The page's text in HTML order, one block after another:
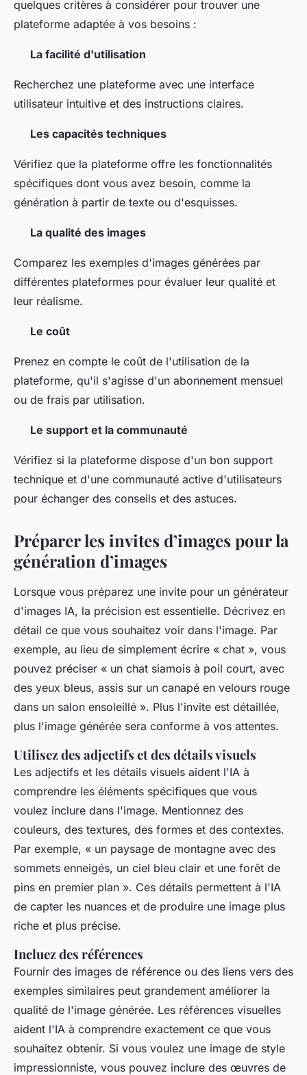
quelques critères à considérer pour trouver une
plateforme adaptée à vos besoins :
La facilité d'utilisation
Recherchez une plateforme avec une interface
utilisateur intuitive et des instructions claires.
Les capacités techniques
Vérifiez que la plateforme offre les fonctionnalités
spécifiques dont vous avez besoin, comme la
génération à partir de texte ou d'esquisses.
La qualité des images
Comparez les exemples d'images générées par
différentes plateformes pour évaluer leur qualité et
leur réalisme.
Le coût
Prenez en compte le coût de l'utilisation de la
plateforme, qu'il s'agisse d'un abonnement mensuel
ou de frais par utilisation.
Le support et la communauté
Vérifiez si la plateforme dispose d'un bon support
technique et d'une communauté active d'utilisateurs
pour échanger des conseils et des astuces.
Préparer les invites d’images pour la
génération d’images
Lorsque vous préparez une invite pour un générateur
d'images IA, la précision est essentielle. Décrivez en
détail ce que vous souhaitez voir dans l'image. Par
exemple, au lieu de simplement écrire « chat », vous
pouvez préciser « un chat siamois à poil court, avec
des yeux bleus, assis sur un canapé en velours rouge
dans un salon ensoleillé ». Plus l'invite est détaillée,
plus l'image générée sera conforme à vos attentes.
Utilisez des adjectifs et des détails visuels
Les adjectifs et les détails visuels aident l'IA à
comprendre les éléments spécifiques que vous
voulez inclure dans l'image. Mentionnez des
couleurs, des textures, des formes et des contextes.
Par exemple, « un paysage de montagne avec des
sommets enneigés, un ciel bleu clair et une forêt de
pins en premier plan ». Ces détails permettent à l'IA
de capter les nuances et de produire une image plus
riche et plus précise.
Incluez des références
Fournir des images de référence ou des liens vers des
exemples similaires peut grandement améliorer la
qualité de l'image générée. Les références visuelles
aident l'IA à comprendre exactement ce que vous
souhaitez obtenir. Si vous voulez une image de style
impressionniste, vous pouvez inclure des œuvres de